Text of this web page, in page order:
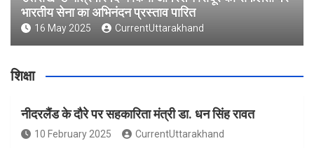
भारतीय सेना का अभिनंदन प्रस्ताव पारित
16 May 2025 CurrentUttarakhand
शिक्षा
नीदरलैंड के दौरे पर सहकारिता मंत्री डा. धन सिंह रावत
10 February 2025 CurrentUttarakhand